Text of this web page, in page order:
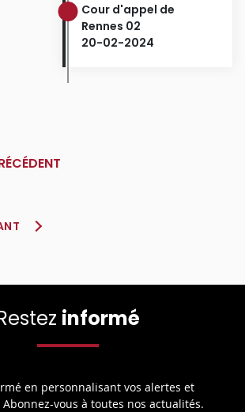
Cour d'appel de
Rennes 02
20-02-2024
informé
en personnalisant vos alertes et
vous à toutes nos actualités.